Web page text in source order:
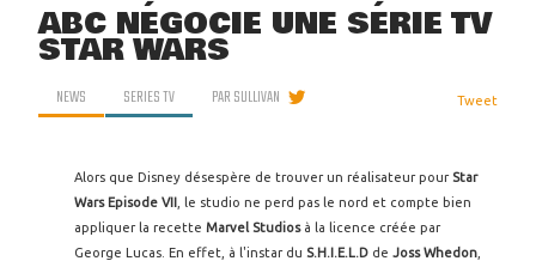
ABC NÉGOCIE UNE SÉRIE TV
STAR WARS
NEWS SERIES TV PARSULLIVAN Tweet
Alors que Disney désespère de trouver un réalisateur pour Star
Wars Episode VII , le studio ne perd pas le nord et compte bien
appliquer la recette Marvel Studiosà la licence créée par
George Lucas. En effet, à l'instar du S.H.I.E.L.D de Joss Whedon